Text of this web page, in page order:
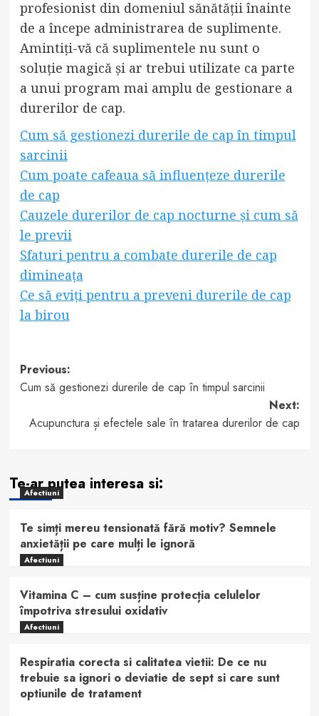
profesionist din domeniul sănătății înainte
de a începe administrarea de suplimente.
Amintiți-vă că suplimentele nu sunt o
soluție magică și ar trebui utilizate ca parte
a unui program mai amplu de gestionare a
durerilor de cap.
Cum să gestionezi durerile de cap în timpul
sarcinii
Cum poate cafeaua să influențeze durerile
de cap
Cauzele durerilor de cap nocturne și cum să
le previi
Sfaturi pentru a combate durerile de cap
dimineața
Ce să eviți pentru a preveni durerile de cap
la birou
Post
navigation
Previous:
Cum să gestionezi durerile de cap în timpul sarcinii
Next:
Acupunctura și efectele sale în tratarea durerilor de cap
Te-ar putea interesa si:
Afectiuni
Te simți mereu tensionată fără motiv? Semnele
anxietății pe care mulți le ignoră
Afectiuni
Vitamina C – cum susține protecția celulelor
împotriva stresului oxidativ
Afectiuni
Respiratia corecta si calitatea vietii: De ce nu
trebuie sa ignori o deviatie de sept si care sunt
optiunile de tratament